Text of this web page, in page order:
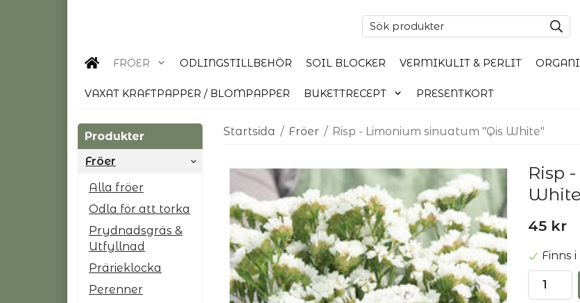
FRÖER ODLINGSTILLBEHÖR SOIL BLOCKER VERMIKULIT & PERLIT
VAXAT KRAFTPAPPER / BLOMPAPPER BUKETTRECEPT PRESENTKORT
Produkter
Fröer
Alla fröer
Odla för att torka
Prydnadsgräs &
Utfyllnad
Prärieklocka
Perenner
Startsida / Fröer / Risp - Limonium sinuatum "Qis White"
Risp
45 kr
Finns